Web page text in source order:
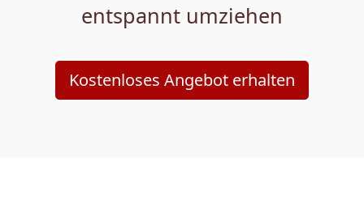
entspannt umziehen
Kostenloses Angebot erhalten